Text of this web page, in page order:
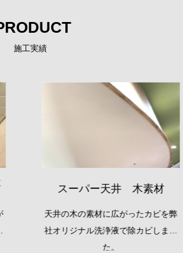
施工実績
食品スーパー バックヤー
ド 天井
天井エアコンを起点に広がったカビ
を弊社オリジナル洗浄液で除カビし
ました。